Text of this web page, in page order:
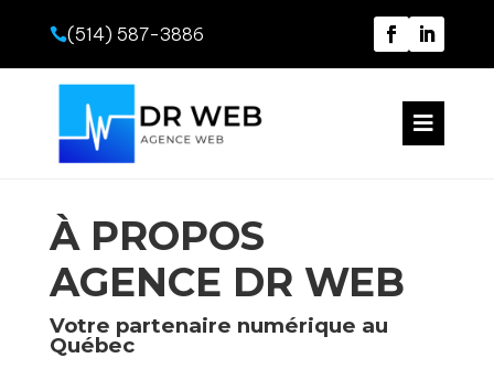
(514) 587-3886

À PROPOS
AGENCE DR WEB
Votre partenaire numérique au
Québec